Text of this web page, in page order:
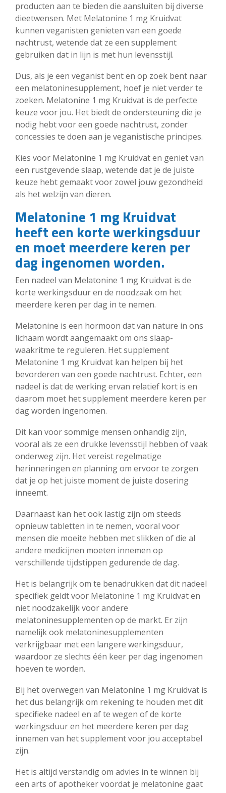
producten aan te bieden die aansluiten bij diverse
dieetwensen. Met Melatonine 1 mg Kruidvat
kunnen veganisten genieten van een goede
nachtrust, wetende dat ze een supplement
gebruiken dat in lijn is met hun levensstijl.
Dus, als je een veganist bent en op zoek bent naar
een melatoninesupplement, hoef je niet verder te
zoeken. Melatonine 1 mg Kruidvat is de perfecte
keuze voor jou. Het biedt de ondersteuning die je
nodig hebt voor een goede nachtrust, zonder
concessies te doen aan je veganistische principes.
Kies voor Melatonine 1 mg Kruidvat en geniet van
een rustgevende slaap, wetende dat je de juiste
keuze hebt gemaakt voor zowel jouw gezondheid
als het welzijn van dieren.
Melatonine 1 mg Kruidvat
heeft een korte werkingsduur
en moet meerdere keren per
dag ingenomen worden.
Een nadeel van Melatonine 1 mg Kruidvat is de
korte werkingsduur en de noodzaak om het
meerdere keren per dag in te nemen.
Melatonine is een hormoon dat van nature in ons
lichaam wordt aangemaakt om ons slaap-
waakritme te reguleren. Het supplement
Melatonine 1 mg Kruidvat kan helpen bij het
bevorderen van een goede nachtrust. Echter, een
nadeel is dat de werking ervan relatief kort is en
daarom moet het supplement meerdere keren per
dag worden ingenomen.
Dit kan voor sommige mensen onhandig zijn,
vooral als ze een drukke levensstijl hebben of vaak
onderweg zijn. Het vereist regelmatige
herinneringen en planning om ervoor te zorgen
dat je op het juiste moment de juiste dosering
inneemt.
Daarnaast kan het ook lastig zijn om steeds
opnieuw tabletten in te nemen, vooral voor
mensen die moeite hebben met slikken of die al
andere medicijnen moeten innemen op
verschillende tijdstippen gedurende de dag.
Het is belangrijk om te benadrukken dat dit nadeel
specifiek geldt voor Melatonine 1 mg Kruidvat en
niet noodzakelijk voor andere
melatoninesupplementen op de markt. Er zijn
namelijk ook melatoninesupplementen
verkrijgbaar met een langere werkingsduur,
waardoor ze slechts één keer per dag ingenomen
hoeven te worden.
Bij het overwegen van Melatonine 1 mg Kruidvat is
het dus belangrijk om rekening te houden met dit
specifieke nadeel en af te wegen of de korte
werkingsduur en het meerdere keren per dag
innemen van het supplement voor jou acceptabel
zijn.
Het is altijd verstandig om advies in te winnen bij
een arts of apotheker voordat je melatonine gaat